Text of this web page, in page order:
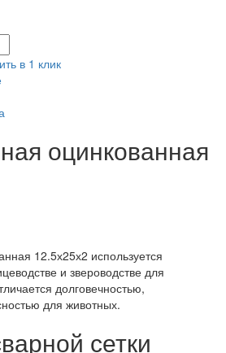
в 1 клик
оцинкованная
12.5х25х2 используется
и звероводстве для
долговечностью,
для животных.
сетки